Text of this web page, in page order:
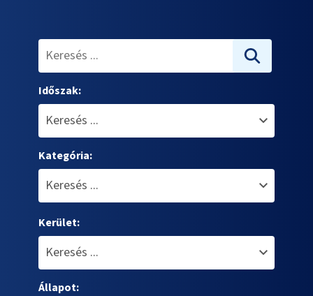
Időszak:
Kategória:
Kerület:
Állapot: